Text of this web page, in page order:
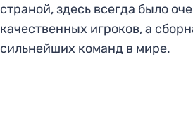
страной, здесь всегда было
качественных игроков, а
сильнейших команд в мире.